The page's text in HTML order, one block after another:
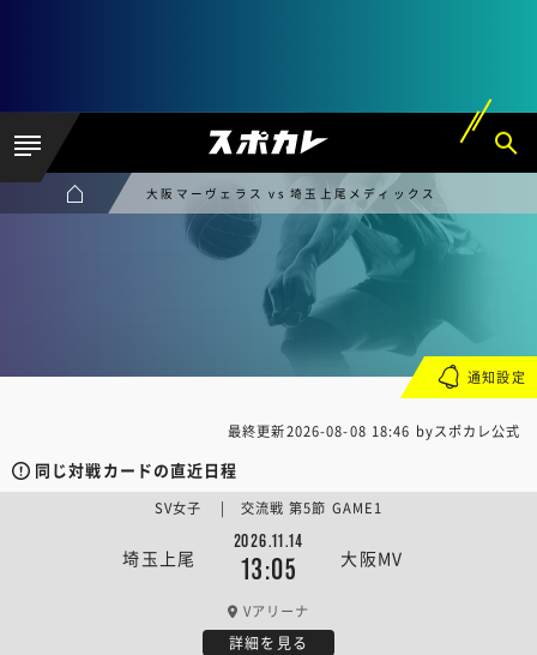
大阪マーヴェラス vs 埼玉上尾メディックス
最終更新2026-08-08 18:46 byスポカレ公式
同じ対戦カードの直近日程
埼玉上尾
2026.11.14
13:05 大阪MV
SV女子 | 交流戦 第5節 GAME1
Vアリーナ
詳細を見る
通知設定